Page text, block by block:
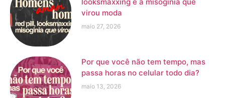
virou moda
maio 27, 2026
Por que você não tem tempo, mas
passa horas no celular todo dia?
maio 13, 2026